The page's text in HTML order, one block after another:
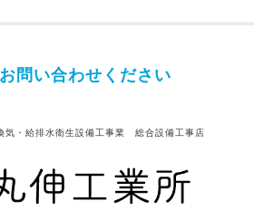
問い合わせください
・給排水衛生設備工事業 総合設備工事店